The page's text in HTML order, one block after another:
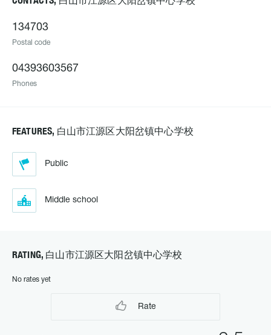
134703
Postal code
04393603567
Phones
FEATURES, 白山市江源区大阳岔镇中心学校
Public
Middle school
RATING, 白山市江源区大阳岔镇中心学校
No rates yet
Rate